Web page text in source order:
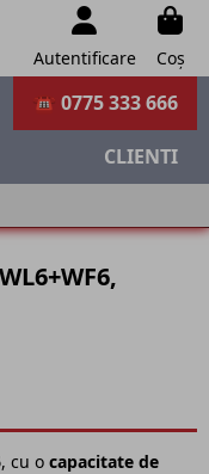
Autentificare Coș
☎ 0775 333 666
CLIENTI
, cu o capacitate de